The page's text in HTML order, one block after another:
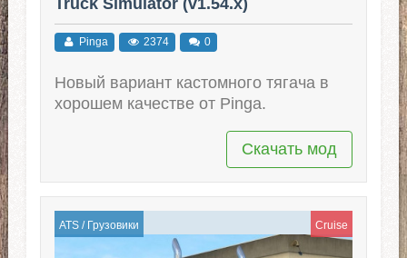
Pinga 2374 0
Новый вариант кастомного тягача в
хорошем качестве от Pinga.
Скачать мод
ATS/ Грузовики Cruise